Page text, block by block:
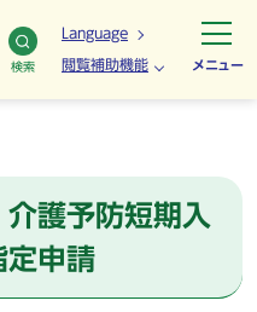
検索
Language
閲覧補助機能 メニュー
護予防短期入
定申請